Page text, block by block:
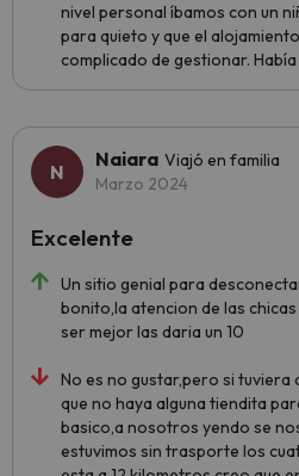
nivel personal íbamos con un
para quieto y que el
complicado de gestionar.
Naiara Viajó en familia
Marzo 2024
Un sitio genial para
bonito,la atencion de las
ser mejor las daria un 10
No es no gustar,pero si tuviera
que no haya alguna tiendita
basico,a nosotros yendo se
estuvimos sin trasporte los
Excelente